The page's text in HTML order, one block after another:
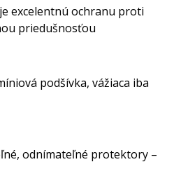
excelentnú ochranu proti
priedušnosťou
podšívka, vážiaca iba
odnímateľné protektory –